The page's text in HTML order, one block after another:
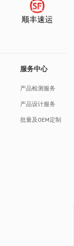
顺丰速运
服务中心
产品检测服务
产品设计服务
批量及OEM定制